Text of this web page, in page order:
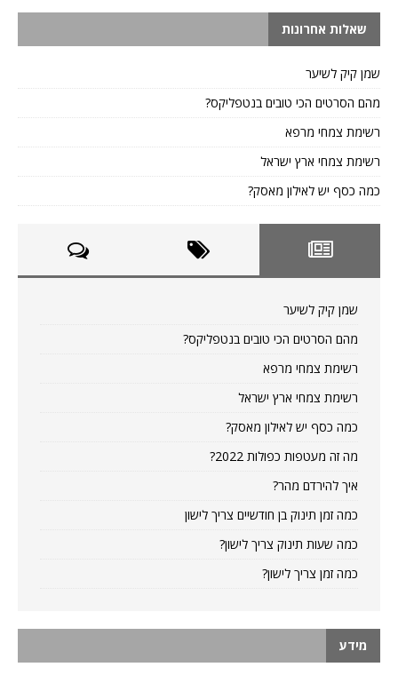
שאלות אחרונות
שמן קיק לשיער
מהם הסרטים הכי טובים בנטפליקס?
רשימת צמחי מרפא
רשימת צמחי ארץ ישראל
כמה כסף יש לאילון מאסק?
שמן קיק לשיער
מהם הסרטים הכי טובים בנטפליקס?
רשימת צמחי מרפא
רשימת צמחי ארץ ישראל
כמה כסף יש לאילון מאסק?
מה זה מעטפות כפולות 2022?
איך להירדם מהר?
כמה זמן תינוק בן חודשיים צריך לישון
כמה שעות תינוק צריך לישון?
כמה זמן צריך לישון?
מידע